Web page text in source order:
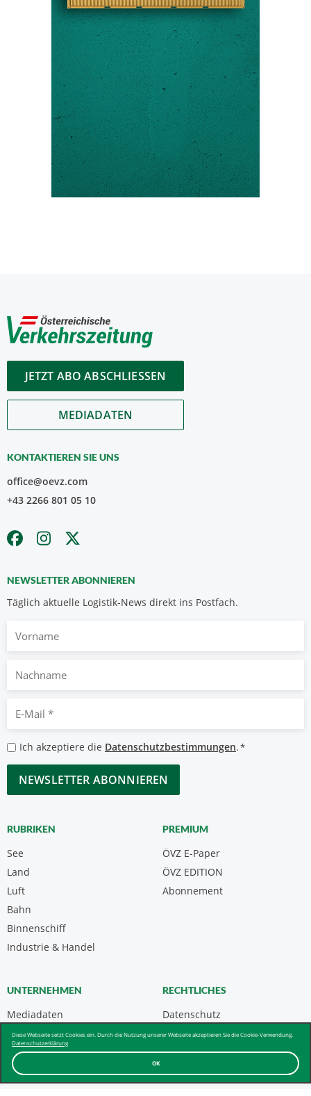
OK
Diese Webseite setzt Cookies ein. Durch die Nutzung unserer Webseite akzeptieren Sie die Cookie-Verwendung.
Datenschutzerklärung
JETZT ABO ABSCHLIESSEN
MEDIADATEN
KONTAKTIEREN SIE UNS
office@oevz.com
+43 2266 801 05 10
NEWSLETTER ABONNIEREN
Täglich aktuelle Logistik-News direkt ins Postfach.
Nachname
Mail
*
Datenschutzbestimmungen
*
Ich akzeptiere die Datenschutzbestimmungen.*
CAPTCHA
RUBRIKEN
See
Land
Luft
Bahn
Binnenschiff
Industrie & Handel
PREMIUM
ÖVZ E-Paper
Abonnement
ÖVZ EDITION
UNTERNEHMEN
Mediadaten
Kontakt
Über uns & AGB
RECHTLICHES
Datenschutz
Impressum